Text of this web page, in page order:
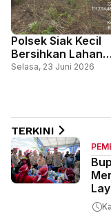
Polsek Siak Kecil
Bersihkan Lahan
Ketahanan Pangan,
Selasa, 23 Juni 2026
TERKINI